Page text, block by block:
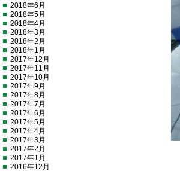
2018年6月
2018年5月
2018年4月
2018年3月
2018年2月
2018年1月
2017年12月
2017年11月
2017年10月
2017年9月
2017年8月
2017年7月
2017年6月
2017年5月
2017年4月
2017年3月
2017年2月
2017年1月
2016年12月